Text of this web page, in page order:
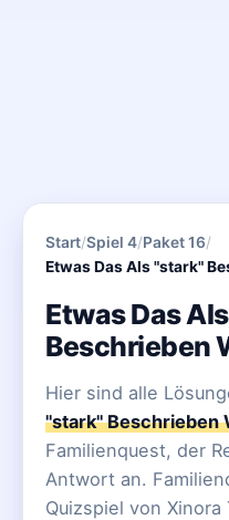
Start/Spiel 4/Paket 16/
Etwas Das Als "stark"
Etwas Das
Beschrieben
Hier sind alle
"stark" Beschrieben
Familienquest, der
Antwort an.
Quizspiel von